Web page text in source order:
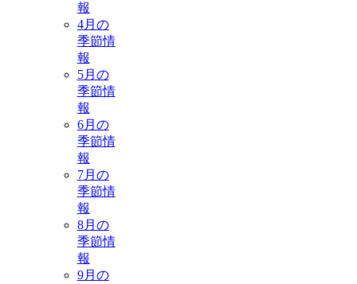
報
4月の
季節情
報
5月の
季節情
報
6月の
季節情
報
7月の
季節情
報
8月の
季節情
報
9月の